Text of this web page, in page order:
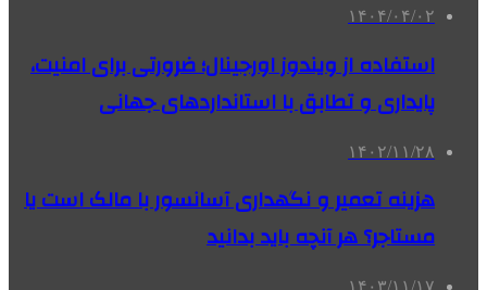
۱۴۰۴/۰۴/۰۲
استفاده از ویندوز اورجینال؛ ضرورتی برای امنیت،
پایداری و تطابق با استانداردهای جهانی
۱۴۰۲/۱۱/۲۸
هزینه تعمیر و نگهداری آسانسور با مالک است یا
مستاجر؟ هر آنچه باید بدانید